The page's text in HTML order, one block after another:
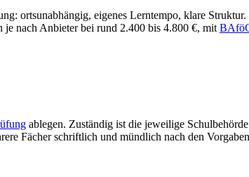
ortsunabhängig, eigenes Lerntempo, klare
je nach Anbieter bei rund 2.400 bis 4.800 €, mit
ablegen. Zuständig ist die jeweilige
Fächer schriftlich und mündlich nach den